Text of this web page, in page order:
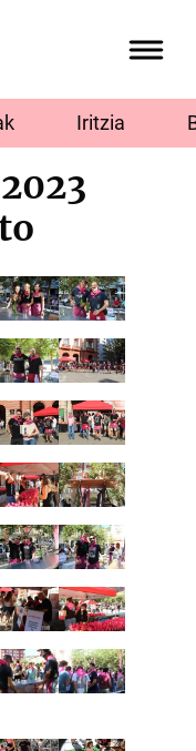
Iritzia